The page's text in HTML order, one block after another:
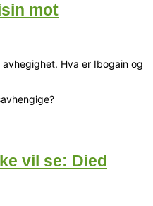
mot
Hva er Ibogain og
vil se: Died